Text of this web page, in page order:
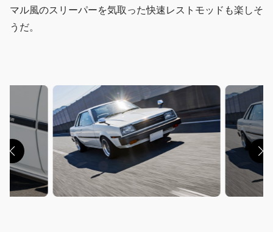
マル風のスリーパーを気取った快速レストモッドも楽しそ
うだ。